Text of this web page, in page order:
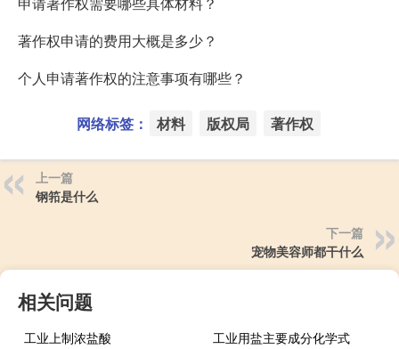
著作权申请的费用大概是多少？
个人申请著作权的注意事项有哪些？
网络标签： 材料 版权局 著作权
上一篇
钢筘是什么
下一篇
宠物美容师都干什么
相关问题
工业上制浓盐酸
工业用盐主要成分化学式